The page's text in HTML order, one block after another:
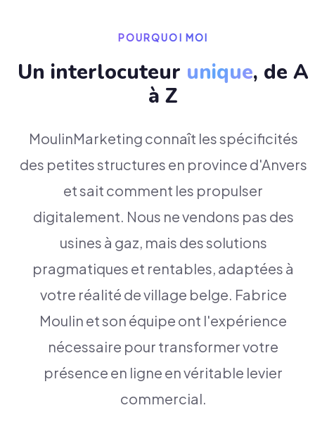
POURQUOI MOI
Un interlocuteur unique, de A
à Z
MoulinMarketing connaît les spécificités
des petites structures en province d'Anvers
et sait comment les propulser
digitalement. Nous ne vendons pas des
usines à gaz, mais des solutions
pragmatiques et rentables, adaptées à
votre réalité de village belge. Fabrice
Moulin et son équipe ont l'expérience
nécessaire pour transformer votre
présence en ligne en véritable levier
commercial.